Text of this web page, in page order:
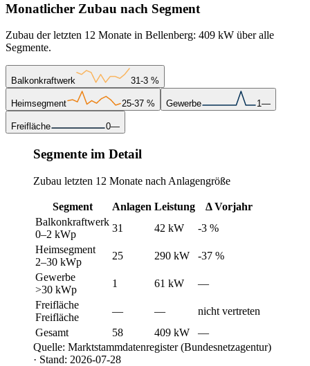
Monatlicher Zubau nach Segment
Zubau der letzten 12 Monate in Bellenberg: 409 kW über alle
Segmente.
Balkonkraftwerk 31-3 %
Heimsegment 25-37 % Gewerbe 1—
Freifläche 0—
Segmente im Detail
Zubau letzten 12 Monate nach Anlagengröße
Segment Anlagen Leistung
Δ Vorjahr
Balkonkraftwerk
0–2 kWp
31 42 kW
-3 %
Heimsegment
2–30 kWp
25 290 kW
-37 %
Gewerbe
>30 kWp
1 61 kW
—
Freifläche
Freifläche
— —
nicht vertreten
Gesamt
58 409 kW
—
Quelle: Marktstammdatenregister (Bundesnetzagentur)
· Stand: 2026-07-28